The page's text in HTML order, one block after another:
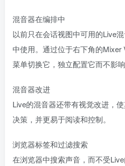
混音器在编排中
以前只在会话视图中可用的Live
中使用。通过位于右下角的Mixer
菜单切换它，独立配置它而不影响
混音器改进
Live的混音器还带有视觉改进，
决策，并更易于阅读和控制。
浏览器标签和过滤搜索
在浏览器中搜索声音，而不受